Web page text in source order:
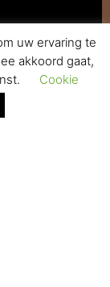
uw ervaring te
akkoord gaat,
Cookie